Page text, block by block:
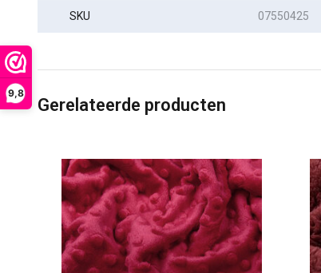
9,8
SKU 07550425
Gerelateerde producten